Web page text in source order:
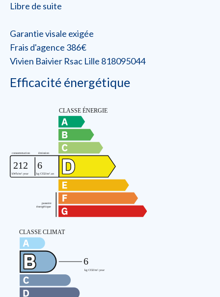
Libre de suite
Garantie visale exigée
Frais d'agence 386€
Vivien Baivier Rsac Lille 818095044
Efficacité énergétique